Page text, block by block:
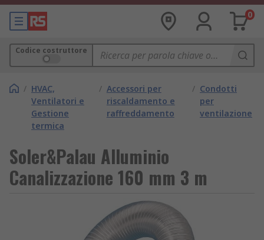
0
Codice costruttore
/ HVAC,
Ventilatori e
Gestione
termica
/ Accessori per
riscaldamento e
raffreddamento
/ Condotti
per
ventilazione
Soler&Palau Alluminio
Canalizzazione 160 mm 3 m